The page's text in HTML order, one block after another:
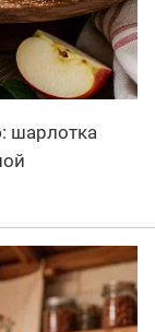
шарлотка